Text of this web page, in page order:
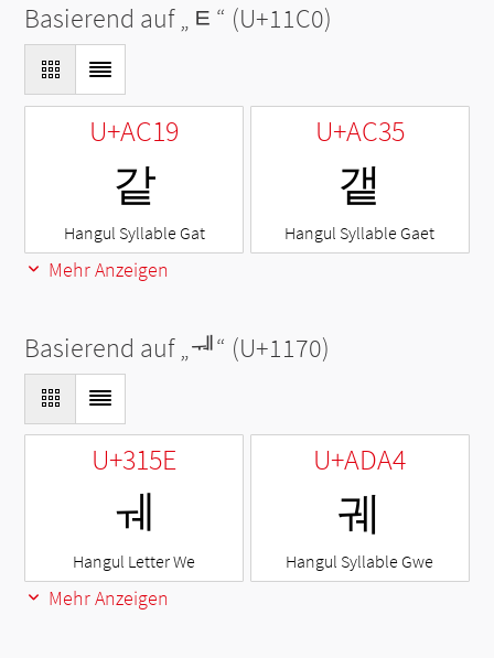
Basierend auf „ ᇀ “ (U+11C0)
U+AC19
같
Hangul Syllable Gat
U+AC35
갵
Hangul Syllable Gaet
Mehr Anzeigen
Basierend auf „ᅰ“ (U+1170)
U+315E
ㅞ
Hangul Letter We
U+ADA4
궤
Hangul Syllable Gwe
Mehr Anzeigen